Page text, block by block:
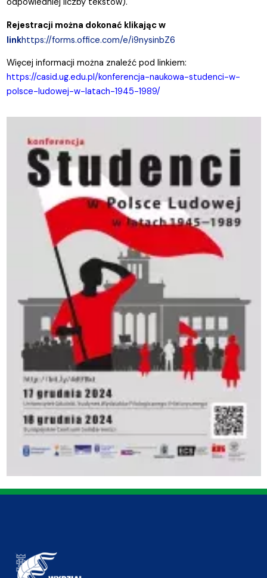
Rejestracji można dokonać klikając w
linkhttps://forms.office.com/e/i9nysinbZ6
Więcej informacji można znaleźć pod linkiem:
https://casid.ug.edu.pl/konferencja-naukowa-studenci-w-
polsce-ludowej-w-latach-1945-1989/